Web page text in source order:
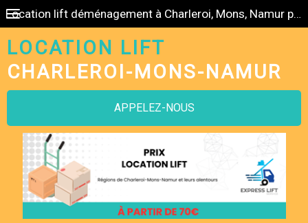
Location lift déménagement à Charleroi, Mons, Namur pas cher
LOCATION LIFT
CHARLEROI-MONS-NAMUR
APPELEZ-NOUS